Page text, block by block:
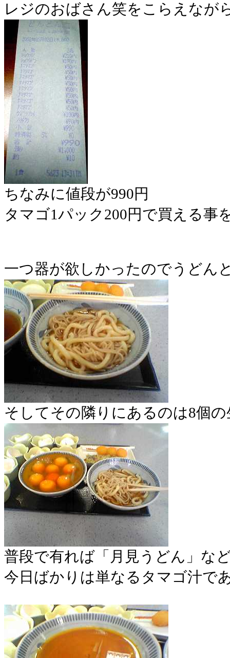
レジのおばさん笑をこらえなが
ちなみに値段が990円
タマゴ1パック200円で買える事
一つ器が欲しかったのでうどん
そしてその隣りにあるのは8個
普段で有れば「月見うどん」な
今日ばかりは単なるタマゴ汁で